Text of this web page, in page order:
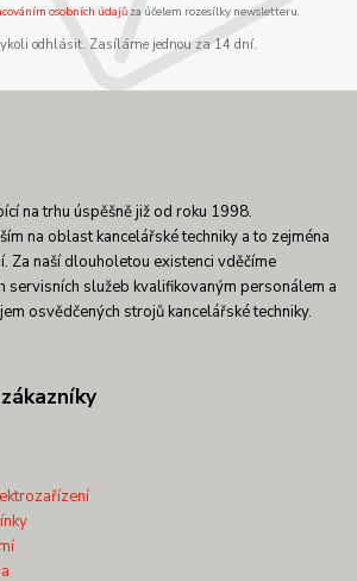
osobních údajůza účelem rozesílky newsletteru.
odhlásit. Zasíláme jednou za 14 dní.
na trhu úspěšně již od roku 1998.
na oblast kancelářské techniky a to zejména
Za naší dlouholetou existenci vděčíme
servisních služeb kvalifikovaným personálem a
osvědčených strojů kancelářské techniky.